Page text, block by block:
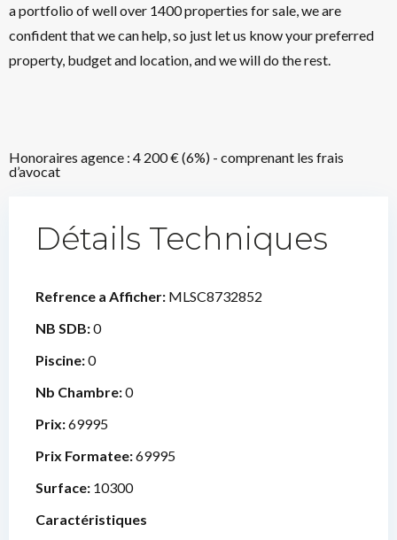
a portfolio of well over 1400 properties for sale, we are
confident that we can help, so just let us know your preferred
property, budget and location, and we will do the rest.
Honoraires agence : 4 200 € (6%) - comprenant les frais
d’avocat
Détails Techniques
Refrence a Afficher: MLSC8732852
NB SDB:0
Piscine:0
Nb Chambre:0
Prix:69995
Prix Formatee:69995
Surface: 10300
Caractéristiques